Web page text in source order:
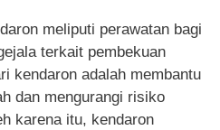
meliputi perawatan bagi
terkait pembekuan
kendaron adalah membantu
dan mengurangi risiko
karena itu, kendaron